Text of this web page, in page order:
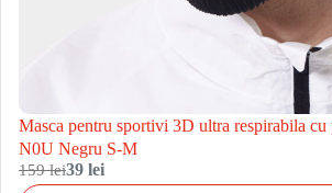
Masca pentru sportivi 3D ultra respirabila
N0U Negru S-M
159 lei39 lei